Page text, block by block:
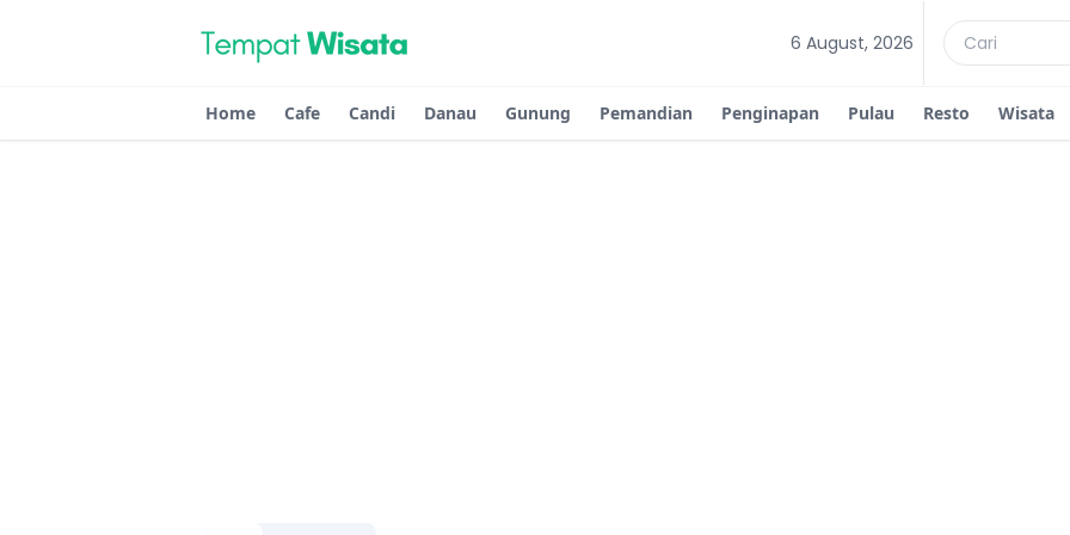
6 August, 2026
Home Cafe Candi Danau Gunung Pemandian Penginapan Pulau Resto Wisata